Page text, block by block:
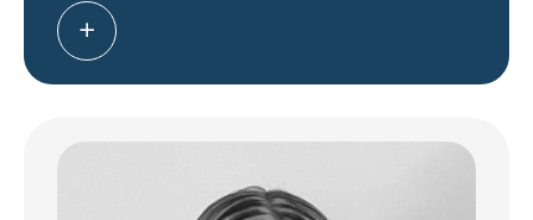
IMMEUBLE DE RAPPORT EN PIERRE
- un entresol de 50m² ( possibilité de faire un
logement) moyennant travaux